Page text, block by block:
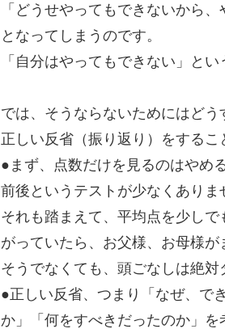
「どうせやってもできないから
となってしまうのです。
「自分はやってもできない」と
では、そうならないためにはどう
正しい反省（振り返り）をするこ
●まず、点数だけを見るのはやめ
前後というテストが少なくありま
それも踏まえて、平均点を少し
がっていたら、お父様、お母様が
そうでなくても、頭ごなしは絶対
●正しい反省、つまり「なぜ、で
か」「何をすべきだったのか」を